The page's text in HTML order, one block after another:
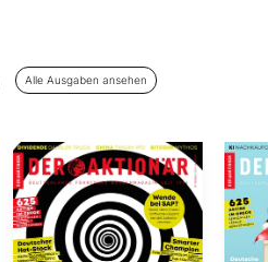
Alle Ausgaben ansehen